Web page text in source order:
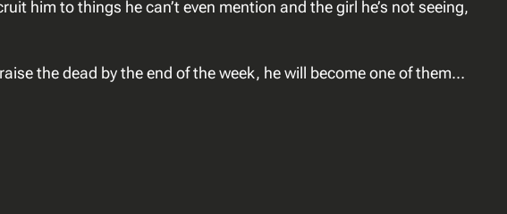
him to things he can’t even mention and the girl he’s not seeing,
the dead by the end of the week, he will become one of them…